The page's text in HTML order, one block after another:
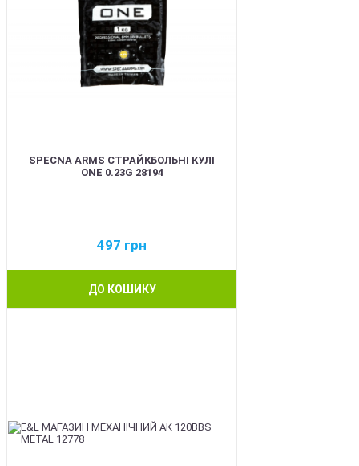
SPECNA ARMS СТРАЙКБОЛЬНІ КУЛІ
ONE 0.23G 28194
497 грн
ДО КОШИКУ